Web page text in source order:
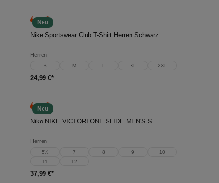
Neu
Nike Sportswear Club T-Shirt Herren Schwarz
Herren
S M L XL 2XL
24,99 €*
Neu
Nike NIKE VICTORI ONE SLIDE MEN'S SL
Herren
5½ 7 8 9
10
11
12
37,99 €*